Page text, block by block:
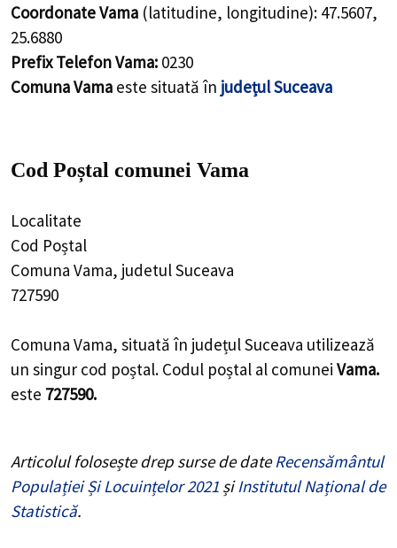
Coordonate Vama (latitudine, longitudine): 47.5607,
25.6880
Prefix Telefon Vama: 0230
Comuna Vama este situată în județul Suceava
Cod Poștal comunei Vama
Localitate
Cod Poștal
Comuna Vama, judetul Suceava
727590
Comuna Vama, situată în județul Suceava utilizează
un singur cod poștal. Codul poștal al comunei Vama.
este 727590.
Articolul folosește drep surse de dateRecensământul
Populației Și Locuințelor 2021 șiInstitutul Național de
Statistică.